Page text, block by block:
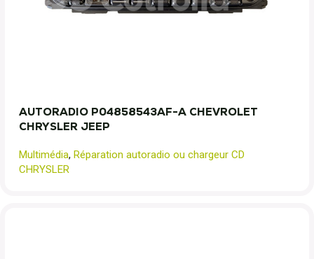
AUTORADIO P04858543AF-A CHEVROLET
CHRYSLER JEEP
Multimédia, Réparation autoradio ou chargeur CD
CHRYSLER